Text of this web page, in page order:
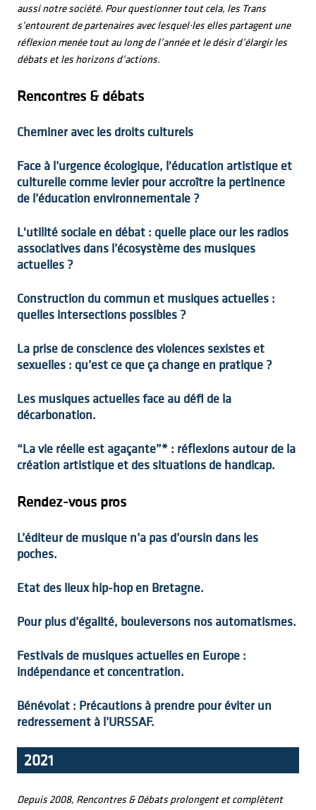
aussi notre société. Pour questionner tout cela, les Trans
s’entourent de partenaires avec lesquel·les elles partagent une
réflexion menée tout au long de l’année et le désir d’élargir les
débats et les horizons d’actions.
Rencontres & débats
Cheminer avec les droits culturels
Face à l’urgence écologique, l'éducation artistique et
culturelle comme levier pour accroître la pertinence
de l’éducation environnementale ?
L'utilité sociale en débat : quelle place our les radios
associatives dans l’écosystème des musiques
actuelles ?
Construction du commun et musiques actuelles :
quelles intersections possibles ?
La prise de conscience des violences sexistes et
sexuelles : qu’est ce que ça change en pratique ?
Les musiques actuelles face au défi de la
décarbonation.
“La vie réelle est agaçante”* : réflexions autour de la
création artistique et des situations de handicap.
Rendez-vous pros
L’éditeur de musique n’a pas d’oursin dans les
poches.
Etat des lieux hip-hop en Bretagne.
Pour plus d’égalité, bouleversons nos automatismes.
Festivals de musiques actuelles en Europe :
indépendance et concentration.
Bénévolat : Précautions à prendre pour éviter un
redressement à l’URSSAF.
2021
Depuis 2008, Rencontres & Débats prolongent et complètent